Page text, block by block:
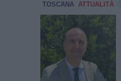
TOSCANA ATTUALITÀ